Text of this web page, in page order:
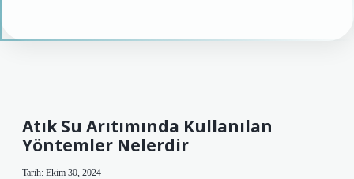
Atık Su Arıtımında Kullanılan
Yöntemler Nelerdir
Tarih: Ekim 30, 2024